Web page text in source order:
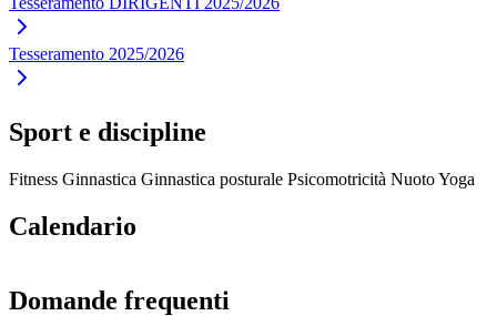
Tesseramento 2025/2026
Sport e discipline
Fitness Ginnastica Ginnastica posturale Psicomotricità NuotoYoga
Calendario
Domande frequenti